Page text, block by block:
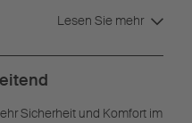
Lesen Sie mehr
Sicherheit und Komfort im